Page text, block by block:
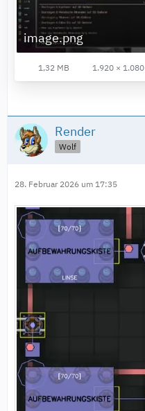
image.png
1,32 MB 1.920 × 1.080
Render
Wolf
28. Februar 2026 um 17:35